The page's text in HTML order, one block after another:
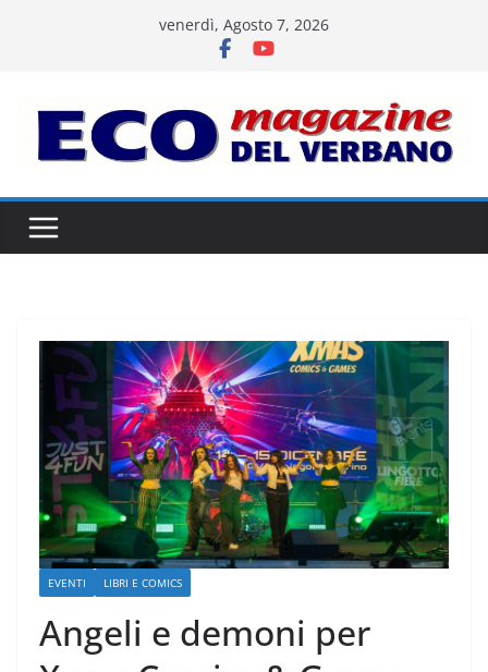
venerdì, Agosto 7, 2026
EVENTI LIBRI E COMICS
Angeli e demoni per